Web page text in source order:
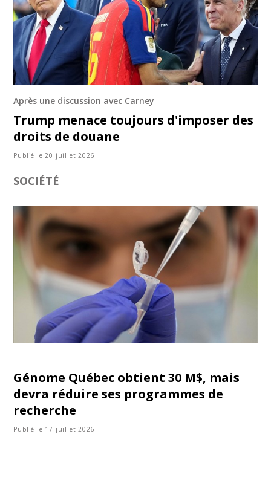
Après une discussion avec Carney
Trump menace toujours d'imposer des
droits de douane
Publié le 20 juillet 2026
SOCIÉTÉ
Génome Québec obtient 30 M$, mais
devra réduire ses programmes de
recherche
Publié le 17 juillet 2026